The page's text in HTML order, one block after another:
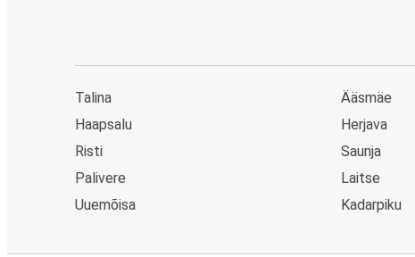
Talina
Haapsalu
Risti
Palivere
Uuemõisa
Ääsmäe
Herjava
Saunja
Laitse
Kadarpiku